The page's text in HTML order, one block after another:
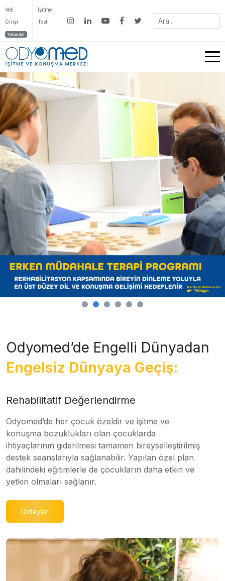
Veli
Girişi
Yakında!
İşitme
Testi
Odyomed’de Engelli Dünyadan
Engelsiz Dünyaya Geçiş:
Rehabilitatif Değerlendirme
Odyomed’de her çocuk özeldir ve işitme ve
konuşma bozuklukları olan çocuklarda
ihtiyaçlarının giderilmesi tamamen bireyselleştirilmiş
destek seanslarıyla sağlanabilir. Yapılan özel plan
dahilindeki eğitimlerle de çocukların daha etkin ve
yetkin olmaları sağlanır.
Detaylar